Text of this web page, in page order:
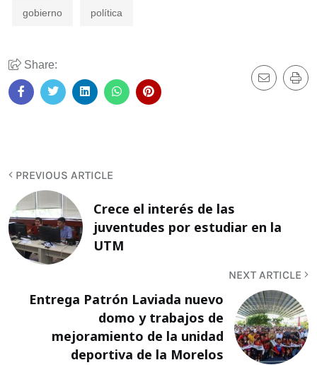
gobierno política
Share:
PREVIOUS ARTICLE
Crece el interés de las
juventudes por estudiar en la
UTM
NEXT ARTICLE
Entrega Patrón Laviada nuevo
domo y trabajos de
mejoramiento de la unidad
deportiva de la Morelos